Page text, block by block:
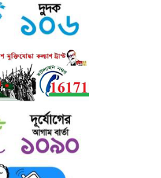
চালু আছে। এসব প্রোগ্রামে দুইজন প্রশিক্ষণপ্রাপ্ত
সংখ্যক ছাত্র-ছাত্রীদের আর্থিক অবস্থা, মেধা,
করে উপবৃত্তি প্রদান করা হয় ।
মাল্টিমিডিয়া ক্লাসরুমের মাধ্যমে কলেজে
প্রতি শিক্ষার্থীদের অধিকতর মনোযোগ আকৃষ্ট
স্থাপিত শেখ রাসেল ডিজিটাল ল্যাব-এ বিপুল
ইলেকট্রনিক সরঞ্জামের মাধ্যমে ভর্তিকৃত শিক্ষার্থী
জন্য কম্পিউটারসহ সব ধরণের উন্নত ডিভাইস
শিক্ষার্থীদের জন্য উচ্চ মাধ্যমিক, স্নাতক (পাস) ও
সু-ব্যবস্থা আছে। তাছাড়া প্রতিবন্ধী শিক্ষার্থীদের
উপকরণ সরবরাহ করা হয়।